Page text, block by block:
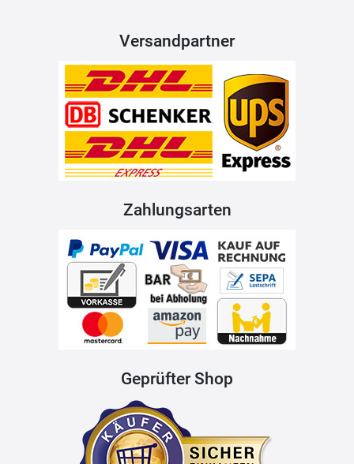
Versandpartner
Zahlungsarten
Geprüfter Shop